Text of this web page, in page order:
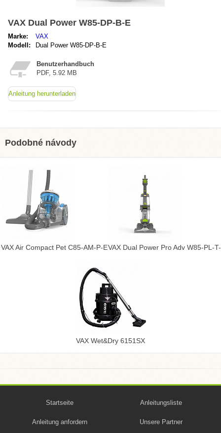
VAX Dual Power W85-DP-B-E
Marke:
VAX
Modell:
Dual Power W85-DP-B-E
Benutzerhandbuch
PDF, 5.92 MB
Anleitung herunterladen
Podobné návody
VAX Air Compact Pet C85-AM-P-EVAX Dual Power Pro Adv W85-PL-
VAX Wet&Dry 6151SX
Startseite Anleitungsliste
Anleitung anfordern Unsere Partner